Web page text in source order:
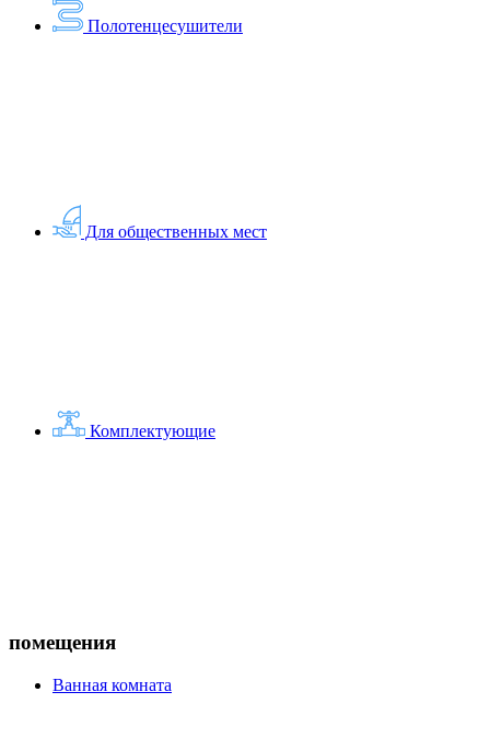
Полотенцесушители
Для общественных мест
Комплектующие
помещения
Ванная комната